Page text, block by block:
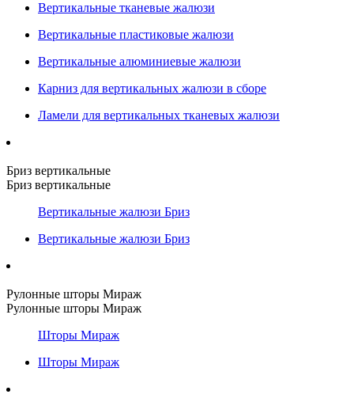
Вертикальные тканевые жалюзи
Вертикальные пластиковые жалюзи
Вертикальные алюминиевые жалюзи
Карниз для вертикальных жалюзи в сборе
Ламели для вертикальных тканевых жалюзи
Бриз вертикальные
Бриз вертикальные
Вертикальные жалюзи Бриз
Вертикальные жалюзи Бриз
Рулонные шторы Мираж
Рулонные шторы Мираж
Шторы Мираж
Шторы Мираж